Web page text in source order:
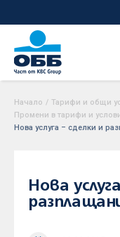
Начало / Тарифи и общи
Промени в тарифи и
Нова услуга – сделки и
Нова